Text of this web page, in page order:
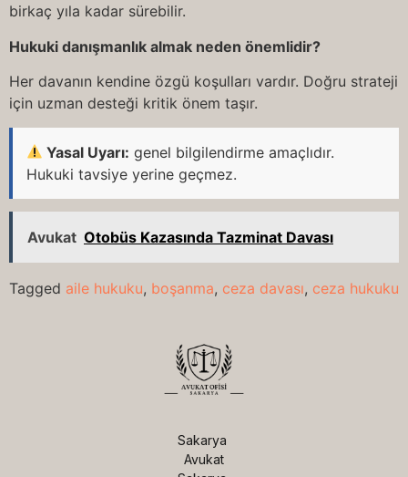
birkaç yıla kadar sürebilir.
Hukuki danışmanlık almak neden önemlidir?
Her davanın kendine özgü koşulları vardır. Doğru strateji
için uzman desteği kritik önem taşır.
Yasal Uyarı: genel bilgilendirme amaçlıdır.
Hukuki tavsiye yerine geçmez.
Avukat Otobüs Kazasında Tazminat Davası
Tagged aile hukuku, boşanma, ceza davası, ceza hukuku
Sakarya
Avukat